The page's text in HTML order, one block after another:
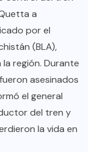
a
por el
(BLA),
región. Durante
asesinados
el general
del tren y
la vida en